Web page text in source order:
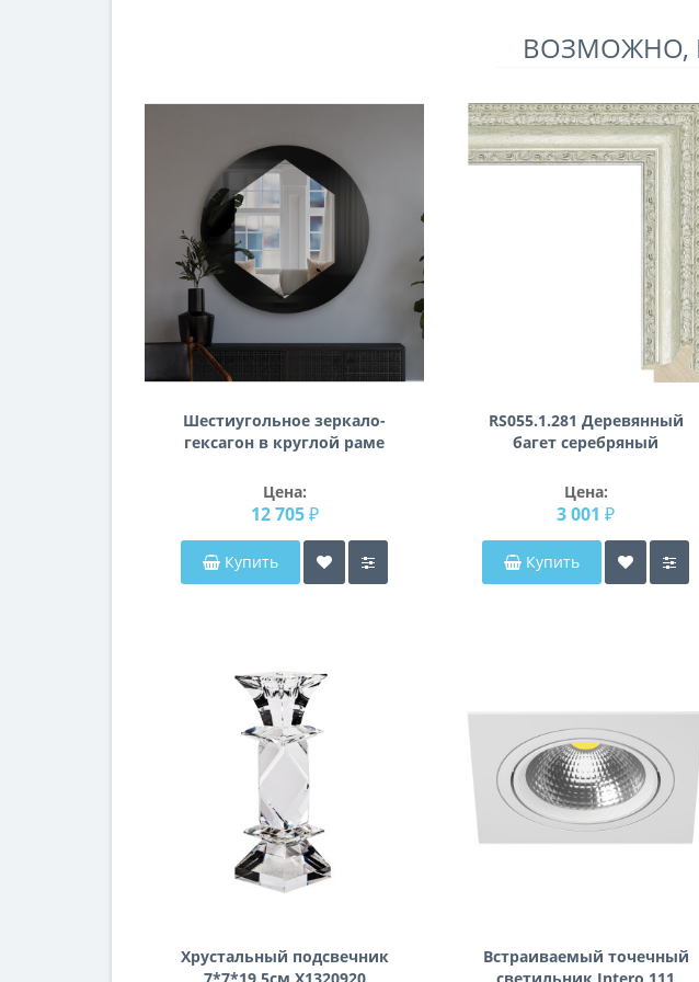
ВОЗМОЖНО,
Шестиугольное зеркало-
гексагон в круглой раме
Цена:
12 705 ₽
Купить
RS055.1.281 Деревянный
багет серебряный
Цена:
3 001 ₽
Купить
Хрустальный подсвечник
Встраиваемый точечный